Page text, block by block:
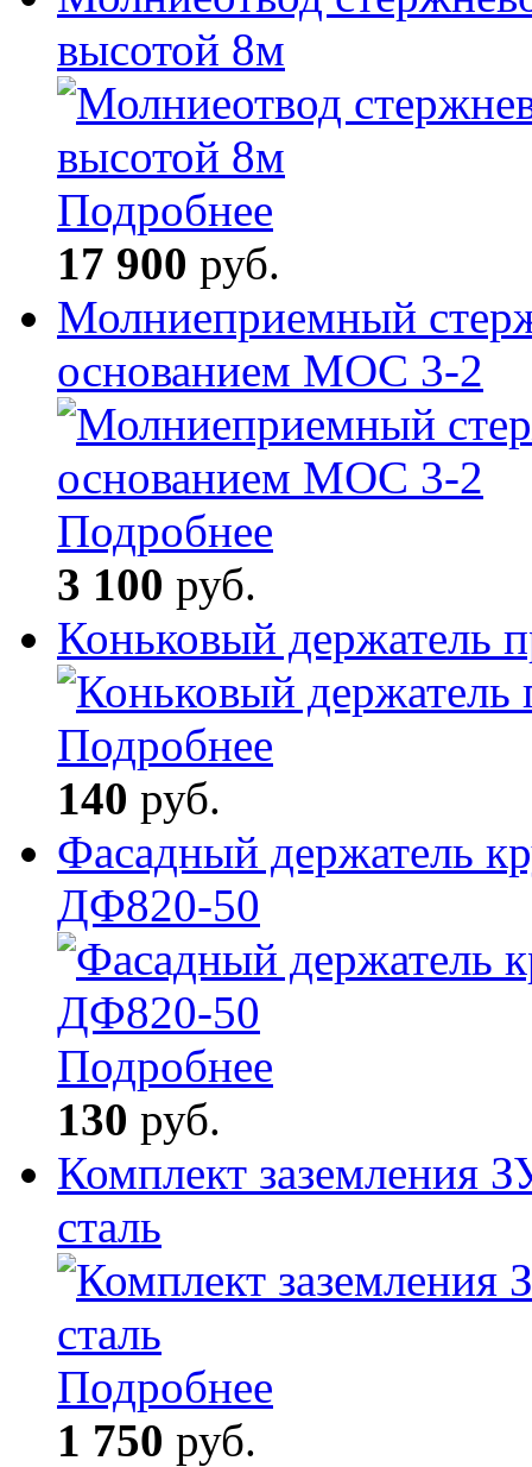
высотой 8м
Подробнее
17 900 руб.
Молниеприемный
основанием МОС 3-2
Подробнее
3 100 руб.
Коньковый держатель
Подробнее
140 руб.
Фасадный держатель
ДФ820-50
Подробнее
130 руб.
Комплект заземления
сталь
Подробнее
1 750 руб.